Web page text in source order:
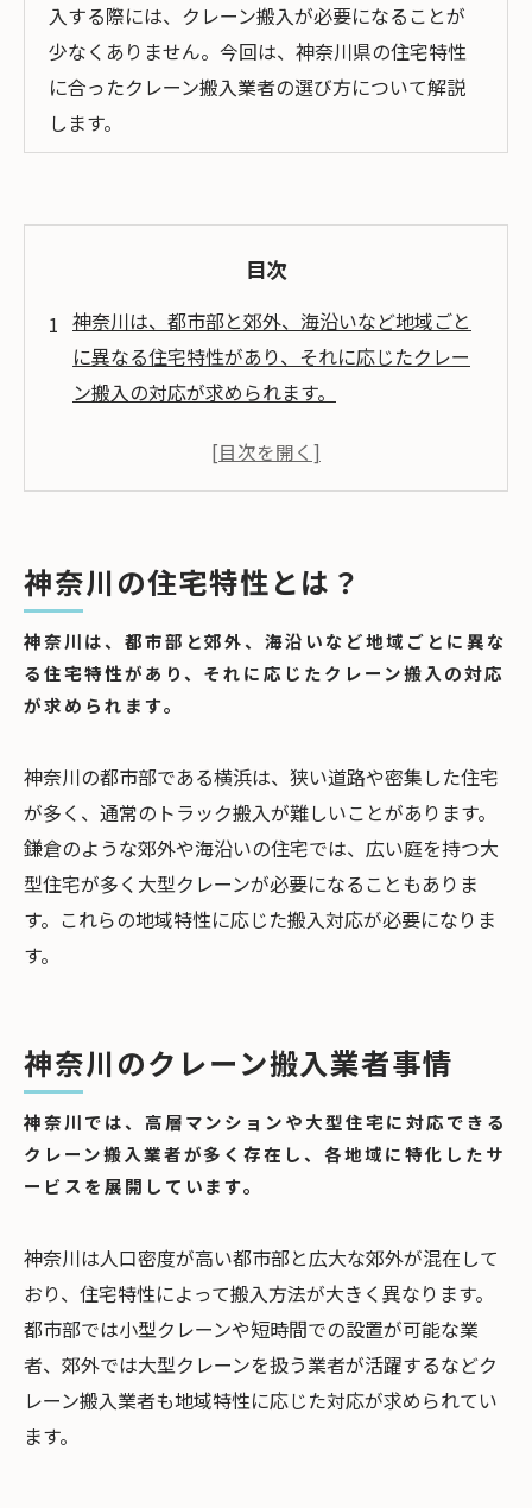
入する際には、クレーン搬入が必要になることが
少なくありません。今回は、神奈川県の住宅特性
に合ったクレーン搬入業者の選び方について解説
します。
目次
神奈川は、都市部と郊外、海沿いなど地域ごと
に異なる住宅特性があり、それに応じたクレー
ン搬入の対応が求められます。
できるクレーン搬入業者が多く存在し、各地域
く、各エリアの交通事情や住宅特性に熟知して
おり、迅速で柔軟な対応が可能です。
神奈川でクレーン搬入の費用相場は、使用する
クレーンや作業時間など条件によって異なるた
クレーン搬入の見積もりを依頼する際は、作業
時間の目安、追加料金の有無、交通規制や安全
対策にかかる費用を確認することで追加料金の
発生を避けることができます。
神奈川でクレーン搬入業者を選ぶ際には、地域
神奈川は、都市部と郊外、海沿いなど地域ごとに異な
る住宅特性があり、それに応じたクレーン搬入の対応
が求められます。
神奈川の住宅特性とは？
神奈川の都市部である横浜は、狭い道路や密集した住宅
が多く、通常のトラック搬入が難しいことがあります。
鎌倉のような郊外や海沿いの住宅では、広い庭を持つ大
型住宅が多く大型クレーンが必要になることもありま
す。これらの地域特性に応じた搬入対応が必要になりま
す。
神奈川では、高層マンションや大型住宅に対応できる
クレーン搬入業者が多く存在し、各地域に特化したサ
ービスを展開しています。
神奈川のクレーン搬入業者事情
神奈川は人口密度が高い都市部と広大な郊外が混在して
おり、住宅特性によって搬入方法が大きく異なります。
都市部では小型クレーンや短時間での設置が可能な業
者、郊外では大型クレーンを扱う業者が活躍するなどク
レーン搬入業者も地域特性に応じた対応が求められてい
ます。